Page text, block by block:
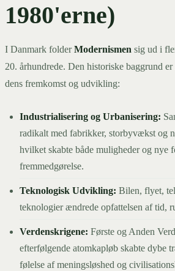
1980'erne)
I Danmark folderModernismen sig ud i
20. århundrede. Den historiske baggrund
dens fremkomst og udvikling:
Industrialisering og Urbanisering:
radikalt med fabrikker, storbyvækst og
hvilket skabte både muligheder og nye
fremmedgørelse.
Teknologisk Udvikling: Bilen, flyet,
teknologier ændrede opfattelsen af tid,
Verdenskrigene: Første og Anden
efterfølgende atomkapløb skabte dybe
følelse af meningsløshed og